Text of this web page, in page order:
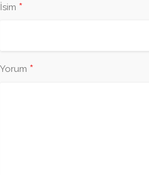
İsim *
Yorum *